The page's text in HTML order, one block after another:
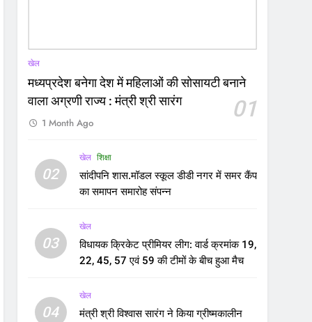
खेल
मध्यप्रदेश बनेगा देश में महिलाओं की सोसायटी बनाने
वाला अग्रणी राज्य : मंत्री श्री सारंग
01
1 Month Ago
02
खेल शिक्षा
सांदीपनि शास.मॉडल स्कूल डीडी नगर में समर कैंप
का समापन समारोह संपन्न
03
खेल
विधायक क्रिकेट प्रीमियर लीग: वार्ड क्रमांक 19,
22, 45, 57 एवं 59 की टीमों के बीच हुआ मैच
04
खेल
मंत्री श्री विश्वास सारंग ने किया ग्रीष्मकालीन